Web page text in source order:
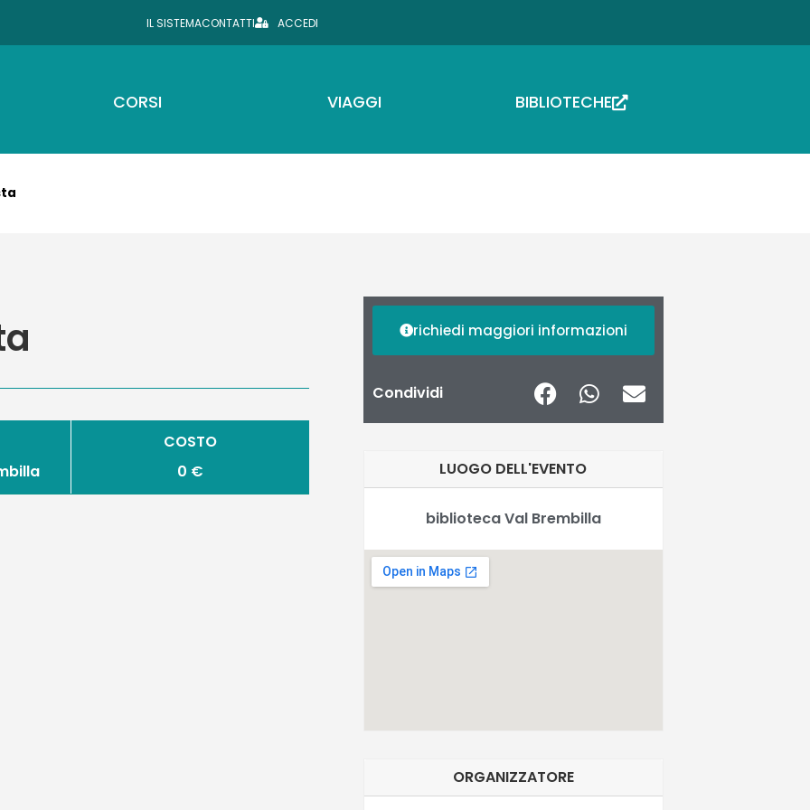
IL SISTEMACONTATTI ACCEDI
CORSI VIAGGI BIBLIOTECHE
COSTO
0 €
richiedi maggiori informazioni
Condividi
LUOGO DELL'EVENTO
biblioteca Val Brembilla
ORGANIZZATORE